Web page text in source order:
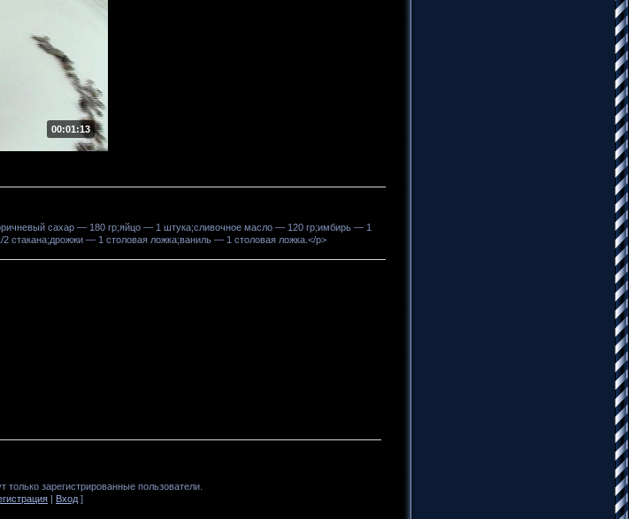
00:01:13
сахар — 180 гр;яйцо — 1 штука;сливочное масло — 120 гр;имбирь — 1
стакана;дрожжи — 1 столовая ложка;ваниль — 1 столовая ложка.</p>
только зарегистрированные пользователи.
| Вход ]